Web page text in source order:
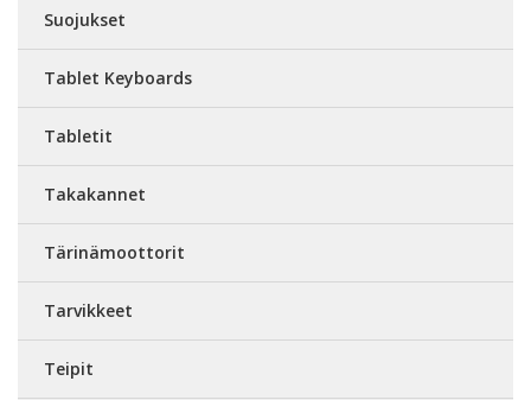
Suojukset
Tablet Keyboards
Tabletit
Takakannet
Tärinämoottorit
Tarvikkeet
Teipit